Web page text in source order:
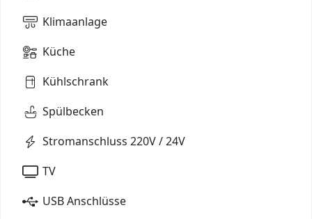
Klimaanlage
Küche
Kühlschrank
Spülbecken
Stromanschluss 220V / 24V
TV
USB Anschlüsse